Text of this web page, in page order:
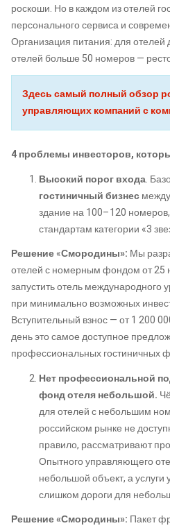
роскоши. Но в каждом из отелей
персонального сервиса и
Организация питания: для
отелей больше 50 номеров —
Здесь самый полный обзор
управляющих компаний с
4 проблемы инвесторов,
Высокий порог входа.
гостиничный бизнес
здание на 100–120
стандартам категории «3
Решение«Смородины»: Мы
отелей с номерным фондом от 25
запустить отель международного
при минимально возможных
Вступительный взнос — от 1 200
день это самое доступное
профессиональных гостиничных
Нет профессиональной
фонд отеля небольшой.
для отелей с небольшим
российском рынке не
правило, рассматривают
Опытного управляющего
небольшой объект, а
слишком дороги для
Решение «Смородины»: Пакет